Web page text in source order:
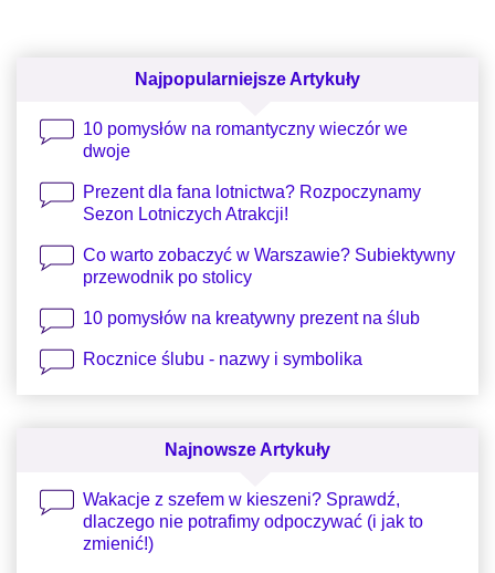
Najpopularniejsze Artykuły
10 pomysłów na romantyczny wieczór we
dwoje
Prezent dla fana lotnictwa? Rozpoczynamy
Sezon Lotniczych Atrakcji!
Co warto zobaczyć w Warszawie? Subiektywny
przewodnik po stolicy
10 pomysłów na kreatywny prezent na ślub
Rocznice ślubu - nazwy i symbolika
Najnowsze Artykuły
Wakacje z szefem w kieszeni? Sprawdź,
dlaczego nie potrafimy odpoczywać (i jak to
zmienić!)